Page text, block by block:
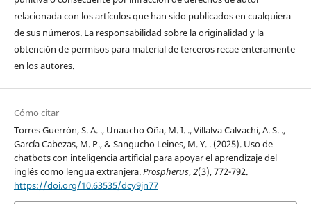
relacionada con los artículos que han sido publicados en cualquiera
de sus números. La responsabilidad sobre la originalidad y la
obtención de permisos para material de terceros recae enteramente
en los autores.
Cómo citar
Torres Guerrón, S. A. ., Unaucho Oña, M. I. ., Villalva Calvachi, A. S. .,
García Cabezas, M. P., & Sangucho Leines, M. Y. . (2025). Uso de
chatbots con inteligencia artificial para apoyar el aprendizaje del
inglés como lengua extranjera.Prospherus,2(3), 772-792.
https://doi.org/10.63535/dcy9jn77